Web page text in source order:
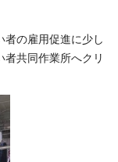
者の雇用促進に少し
共同作業所へクリ